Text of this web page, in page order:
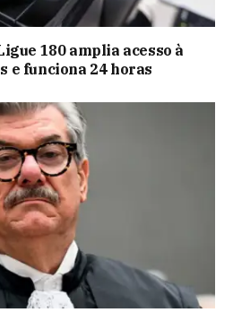
180 amplia acesso à
e funciona 24 horas